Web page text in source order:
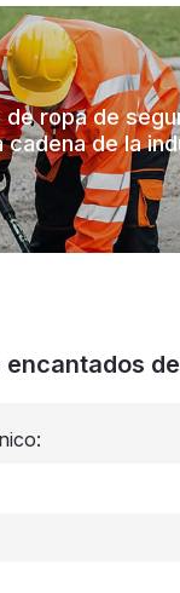
de ropa de
cadena de la
encantados